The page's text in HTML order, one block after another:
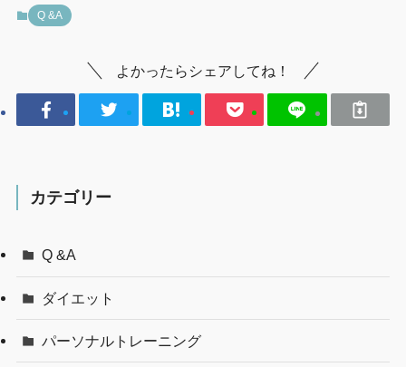
Q &A
よかったらシェアしてね！
カテゴリー
Q &A
ダイエット
パーソナルトレーニング